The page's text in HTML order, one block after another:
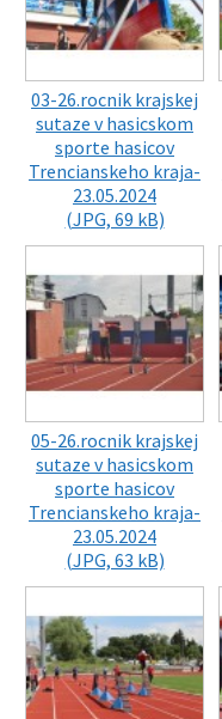
03-26.rocnik krajskej
sutaze v hasicskom
sporte hasicov
Trencianskeho kraja-
23.05.2024
(JPG, 69 kB)
05-26.rocnik krajskej
sutaze v hasicskom
sporte hasicov
Trencianskeho kraja-
23.05.2024
(JPG, 63 kB)